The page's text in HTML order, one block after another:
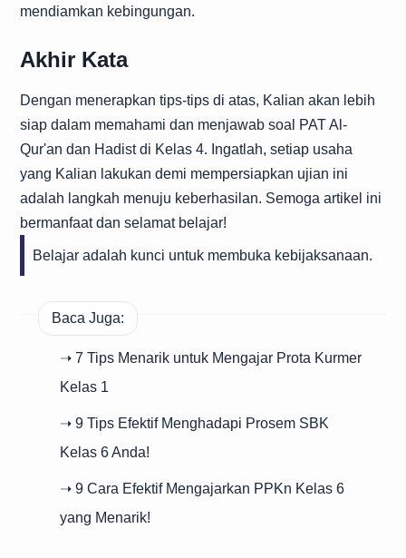
mendiamkan kebingungan.
Akhir Kata
Dengan menerapkan tips-tips di atas, Kalian akan lebih
siap dalam memahami dan menjawab soal PAT Al-
Qur'an dan Hadist di Kelas 4. Ingatlah, setiap usaha
yang Kalian lakukan demi mempersiapkan ujian ini
adalah langkah menuju keberhasilan. Semoga artikel ini
bermanfaat dan selamat belajar!
Belajar adalah kunci untuk membuka kebijaksanaan.
Baca Juga:
➝ 7 Tips Menarik untuk Mengajar Prota Kurmer
Kelas 1
➝ 9 Tips Efektif Menghadapi Prosem SBK
Kelas 6 Anda!
➝ 9 Cara Efektif Mengajarkan PPKn Kelas 6
yang Menarik!